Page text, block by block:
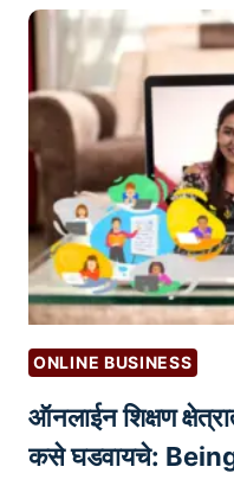
W
R
D
P
R
E
S
S
W
E
B
S
T
R
E
N
E
U
R
S
K
I
L
S
क
प्प्या
ती
ल
स्टा
र्ट
अ
प्स
:
आ
व्हा
ने
आ
ONLINE BUSINESS
ऑनलाईन शिक्षण
कसे घडवायचे: